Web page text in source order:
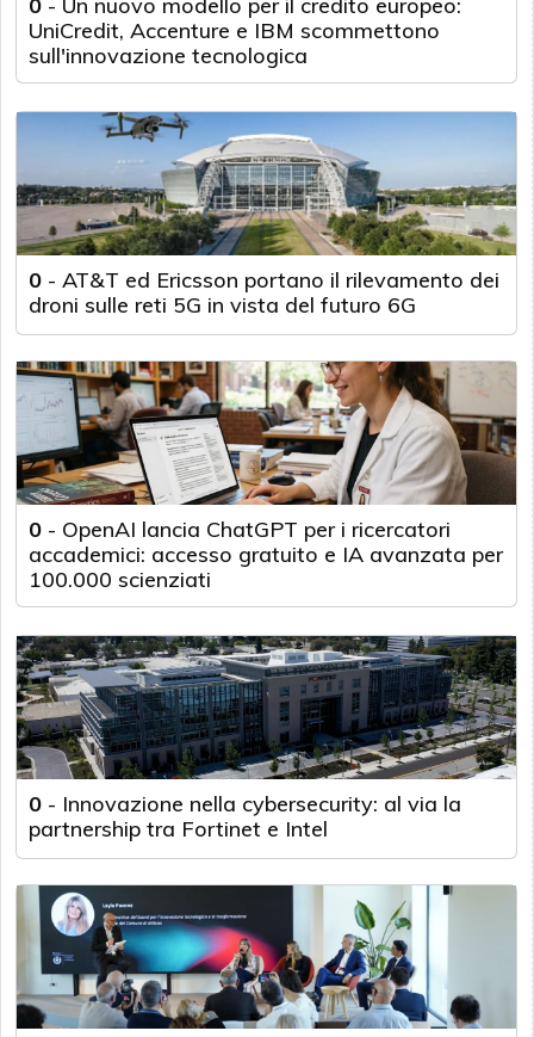
UniCredit, Accenture e IBM scommettono
sull'innovazione tecnologica
0 - AT&T ed Ericsson portano il rilevamento dei
droni sulle reti 5G in vista del futuro 6G
0 - OpenAI lancia ChatGPT per i ricercatori
accademici: accesso gratuito e IA avanzata per
100.000 scienziati
0 - Innovazione nella cybersecurity: al via la
partnership tra Fortinet e Intel